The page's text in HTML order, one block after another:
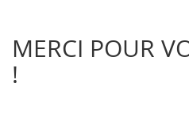
MERCI POUR
!